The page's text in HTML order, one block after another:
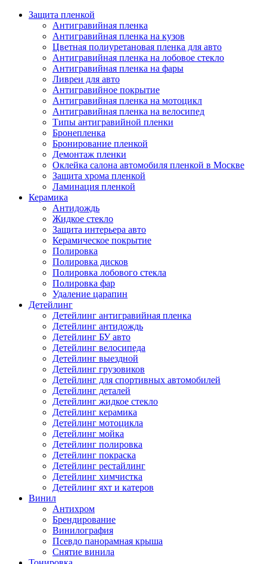
Защита пленкой
Антигравийная пленка
Антигравийная пленка на кузов
Цветная полиуретановая пленка для авто
Антигравийная пленка на лобовое стекло
Антигравийная пленка на фары
Ливреи для авто
Антигравийное покрытие
Антигравийная пленка на мотоцикл
Антигравийная пленка на велосипед
Типы антигравийной пленки
Бронепленка
Бронирование пленкой
Демонтаж пленки
Оклейка салона автомобиля пленкой в Москве
Защита хрома пленкой
Ламинация пленкой
Керамика
Антидождь
Жидкое стекло
Защита интерьера авто
Керамическое покрытие
Полировка
Полировка дисков
Полировка лобового стекла
Полировка фар
Удаление царапин
Детейлинг
Детейлинг антигравийная пленка
Детейлинг антидождь
Детейлинг БУ авто
Детейлинг велосипеда
Детейлинг выездной
Детейлинг грузовиков
Детейлинг для спортивных автомобилей
Детейлинг деталей
Детейлинг жидкое стекло
Детейлинг керамика
Детейлинг мотоцикла
Детейлинг мойка
Детейлинг полировка
Детейлинг покраска
Детейлинг рестайлинг
Детейлинг химчистка
Детейлинг яхт и катеров
Винил
Антихром
Брендирование
Винилография
Псевдо панорамная крыша
Снятие винила